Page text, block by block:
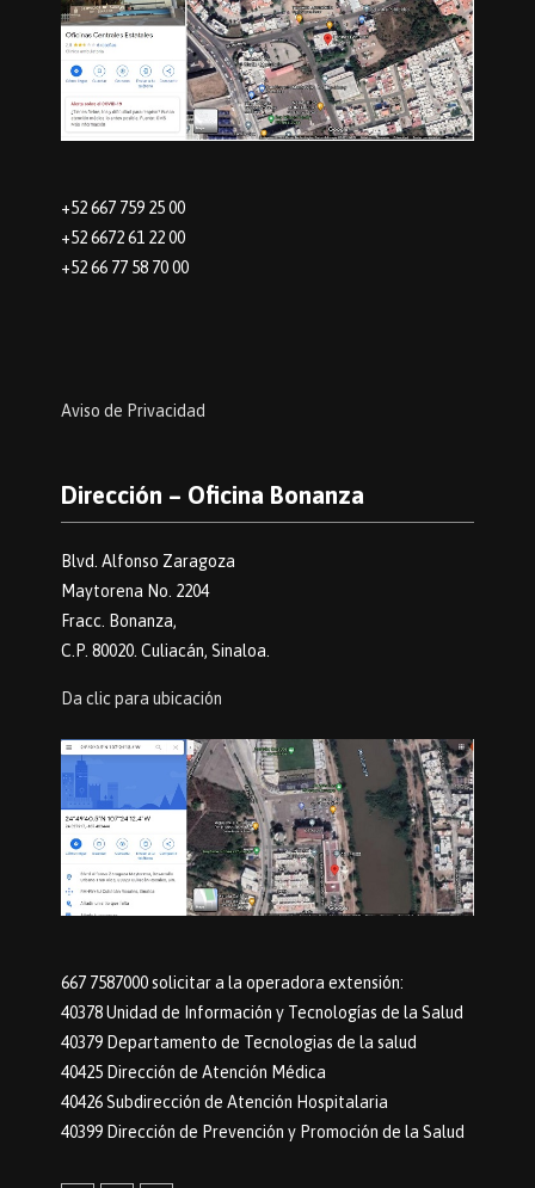
+52 667 759 25 00
+52 6672 61 22 00
+52 66 77 58 70 00
Aviso de Privacidad
Dirección – Oficina Bonanza
Blvd. Alfonso Zaragoza
Maytorena No. 2204
Fracc. Bonanza,
C.P. 80020. Culiacán, Sinaloa.
Da clic para ubicación
667 7587000 solicitar a la operadora extensión:
40378 Unidad de Información y Tecnologías de la Salud
40379 Departamento de Tecnologias de la salud
40425 Dirección de Atención Médica
40426 Subdirección de Atención Hospitalaria
40399 Dirección de Prevención y Promoción de la Salud